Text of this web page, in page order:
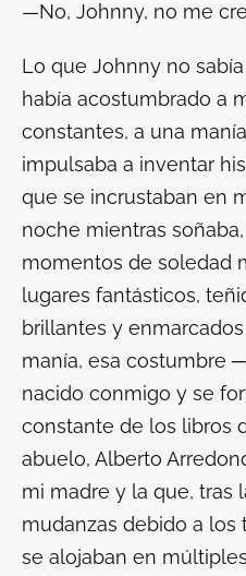
—No, Johnny, no me
Lo que Johnny no
había acostumbrado a
constantes, a una
impulsaba a inventar
que se incrustaban en
noche mientras
momentos de soledad
lugares fantásticos,
brillantes y
manía, esa costumbre
nacido conmigo y se
constante de los libros
abuelo, Alberto
mi madre y la que, tras
mudanzas debido a los
se alojaban en